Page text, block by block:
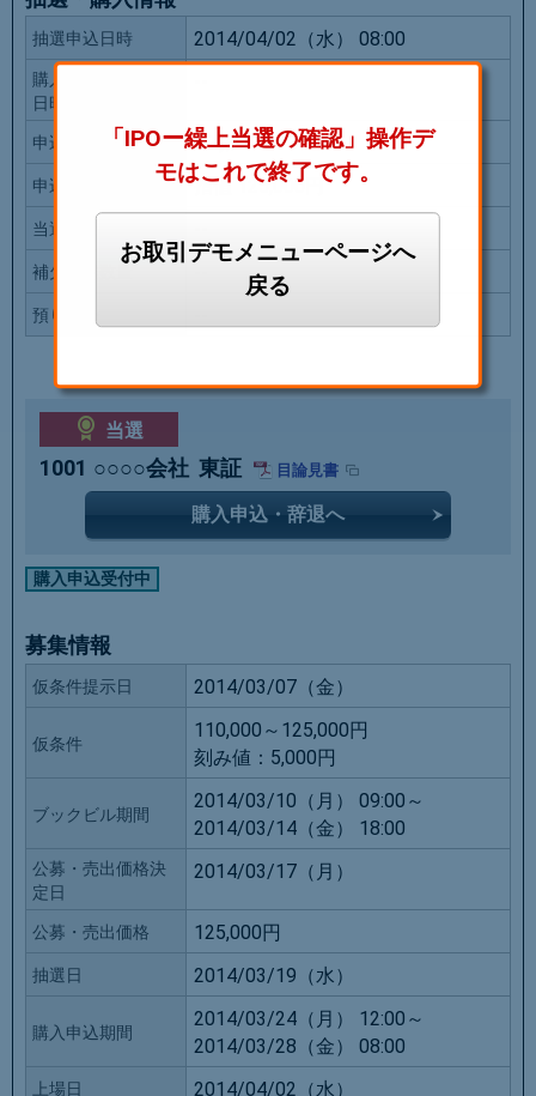
抽選申込日時 2014/04/02（水） 08:00
購入申込（辞退）
日時
申込数量 50株
申込価格 指値 125,000円
当選数量
補欠当選数量
預り区分
当選
1001 ○○○○会社 東証 目論見書
購入申込・辞退へ
購入申込受付中
募集情報
仮条件提示日 2014/03/07（金）
仮条件
110,000～125,000円
刻み値： 5,000円
ブックビル期間
2014/03/10（月） 09:00～
2014/03/14（金） 18:00
公募・売出価格決
定日
2014/03/17（月）
公募・売出価格 125,000円
抽選日 2014/03/19（水）
購入申込期間
2014/03/24（月） 12:00～
2014/03/28（金） 08:00
上場日 2014/04/02（水）
「IPOー繰上当選の確認」操作デ
モはこれで終了です。
お取引デモメニューページへ
戻る